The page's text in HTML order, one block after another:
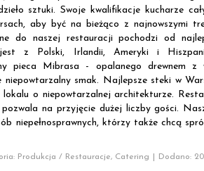
sztuki. Swoje kwalifikacje kucharze
aby być na bieżąco z najnowszymi
do naszej restauracji pochodzi od
z Polski, Irlandii, Ameryki i
pieca Mibrasa - opalanego drewnem z
smak. Najlepsze steki w
lokalu o niepowtarzalnej architekturze.
na przyjęcie dużej liczby gości.
niepełnosprawnych, którzy także chcą
Produkcja / Restauracje, Catering Dodano: